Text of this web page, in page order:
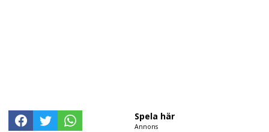
Spela här
Annons